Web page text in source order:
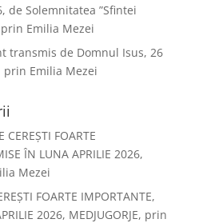
de Solemnitatea ”Sfintei
Emilia Mezei
transmis de Domnul Isus, 26
prin Emilia Mezei
CEREȘTI FOARTE
ÎN LUNA APRILIE 2026,
Mezei
FOARTE IMPORTANTE,
2026, MEDJUGORJE, prin